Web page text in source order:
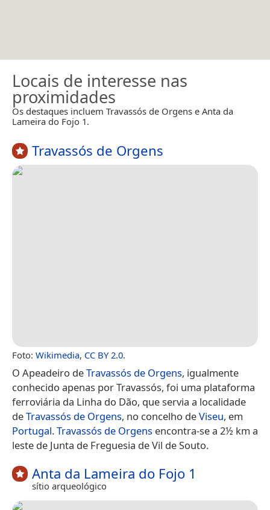
Locais de interesse nas
proximidades
Os destaques incluem Travassós de Orgens e Anta da
Lameira do Fojo 1.
Travassós de Orgens
Foto: Wikimedia, CC BY 2.0.
O Apeadeiro deTravassós de Orgens, igualmente
conhecido apenas por Travassós, foi uma plataforma
ferroviária da Linha do Dão, que servia a localidade
deTravassós de Orgens, no concelho deViseu, em
Portugal.Travassós de Orgens encontra-se a 2½ km a
leste de Junta de Freguesia de Vil de Souto.
Anta da Lameira do Fojo 1
sítio arqueológico